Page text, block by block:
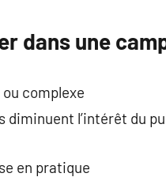
dans une
complexe
diminuent l’intérêt du
en pratique